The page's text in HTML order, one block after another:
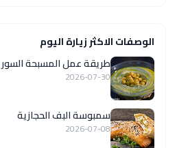
الوصفات الاكثر زيارة اليوم
‏طريقة عمل المسبحة
2026-07-30
سمبوسة البف الحجازية
2026-07-08